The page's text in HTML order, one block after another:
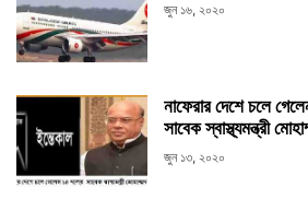
জুন ১৬, ২০২০
নাফেরার দেশে চলে
সাবেক স্বাস্থ্যমন্ত্রী
জুন ১৩, ২০২০